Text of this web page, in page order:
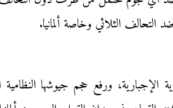
الثلاثي وخاصة ألمانيا.
الإجبارية، ورفع حجم جيوشها